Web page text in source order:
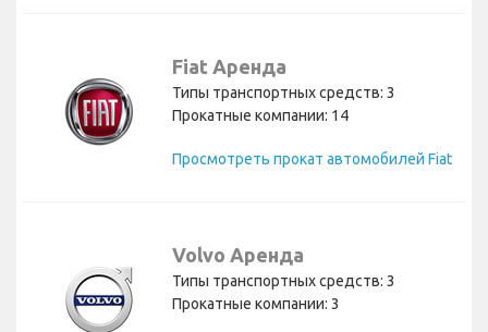
Fiat Аренда
Типы транспортных средств: 3
Прокатные компании: 14
Просмотреть прокат автомобилей Fiat
Volvo Аренда
Типы транспортных средств: 3
Прокатные компании: 3